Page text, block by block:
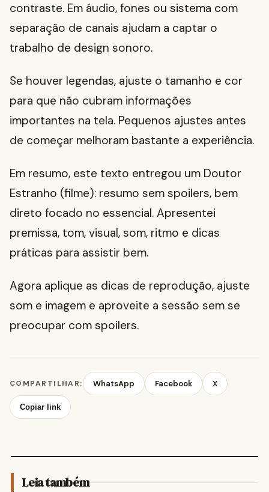
contraste. Em áudio, fones ou sistema com
separação de canais ajudam a captar o
trabalho de design sonoro.
Se houver legendas, ajuste o tamanho e cor
para que não cubram informações
importantes na tela. Pequenos ajustes antes
de começar melhoram bastante a experiência.
Em resumo, este texto entregou um Doutor
Estranho (filme): resumo sem spoilers, bem
direto focado no essencial. Apresentei
premissa, tom, visual, som, ritmo e dicas
práticas para assistir bem.
Agora aplique as dicas de reprodução, ajuste
som e imagem e aproveite a sessão sem se
preocupar com spoilers.
COMPARTILHAR: WhatsApp Facebook X
Copiar link
Leia também